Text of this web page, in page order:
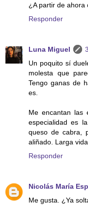
¿A partir de ahora
Responder
Luna Miguel
Un poquito sí
molesta que
Tengo ganas de
es.
Me encantan las
especialidad es
queso de cabra,
aliñado. Larga
Responder
Nicolás María
Me gusta. ¿Ya